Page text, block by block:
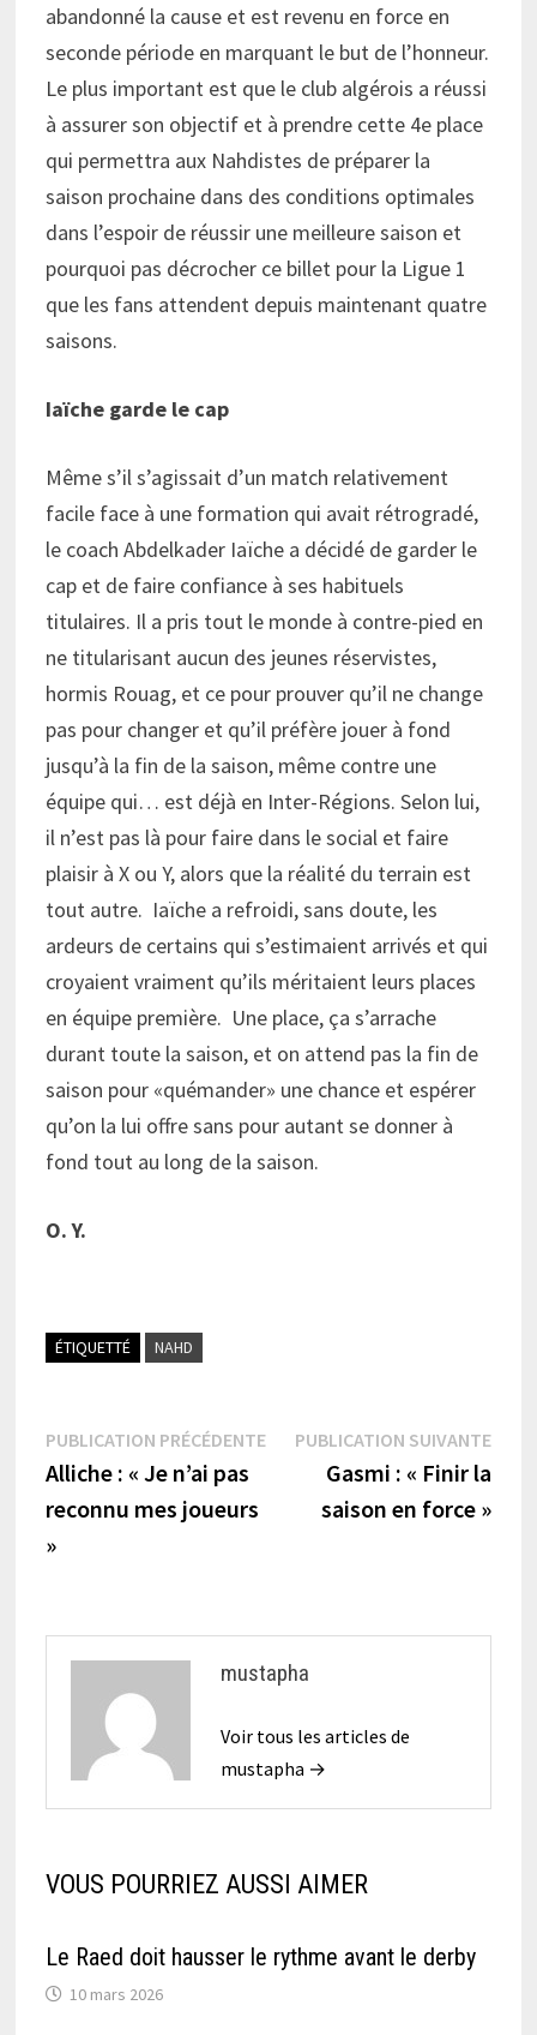
abandonné la cause et est revenu en force en
seconde période en marquant le but de l’honneur.
Le plus important est que le club algérois a réussi
à assurer son objectif et à prendre cette 4e place
qui permettra aux Nahdistes de préparer la
saison prochaine dans des conditions optimales
dans l’espoir de réussir une meilleure saison et
pourquoi pas décrocher ce billet pour la Ligue 1
que les fans attendent depuis maintenant quatre
saisons.
Iaïche garde le cap
Même s’il s’agissait d’un match relativement
facile face à une formation qui avait rétrogradé,
le coach Abdelkader Iaïche a décidé de garder le
cap et de faire confiance à ses habituels
titulaires. Il a pris tout le monde à contre-pied en
ne titularisant aucun des jeunes réservistes,
hormis Rouag, et ce pour prouver qu’il ne change
pas pour changer et qu’il préfère jouer à fond
jusqu’à la fin de la saison, même contre une
équipe qui… est déjà en Inter-Régions. Selon lui,
il n’est pas là pour faire dans le social et faire
plaisir à X ou Y, alors que la réalité du terrain est
tout autre. Iaïche a refroidi, sans doute, les
ardeurs de certains qui s’estimaient arrivés et qui
croyaient vraiment qu’ils méritaient leurs places
en équipe première. Une place, ça s’arrache
durant toute la saison, et on attend pas la fin de
saison pour «quémander» une chance et espérer
qu’on la lui offre sans pour autant se donner à
fond tout au long de la saison.
O. Y.
ÉTIQUETTÉ NAHD
Navigation
de
l’article
PUBLICATION PRÉCÉDENTEPublication
précédente :
Alliche : « Je n’ai pas
reconnu mes joueurs
»
PUBLICATION SUIVANTE
Gasmi : « Finir la
saison en force »
mustapha
Voir tous les articles de
mustapha →
VOUS POURRIEZ AUSSI AIMER
Le Raed doit hausser le rythme avant le derby
10 mars 2026